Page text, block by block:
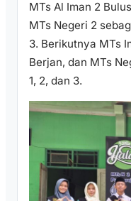
MTs Al Iman 2
MTs Negeri 2
3. Berikutnya MTs
Berjan, dan MTs
1, 2, dan 3.